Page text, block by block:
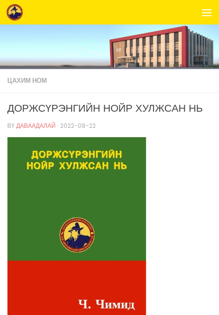
Skip to content
ЦАХИМ НОМ
ДОРЖСҮРЭНГИЙН НОЙР ХУЛЖСАН НЬ
BYДАВААДАЛАЙ · 2022-08-22